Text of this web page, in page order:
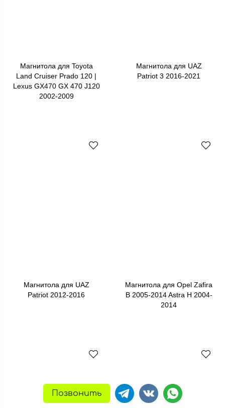
Магнитола для Toyota
Land Cruiser Prado 120 |
Lexus GX470 GX 470 J120
2002-2009
Магнитола для UAZ
Patriot 3 2016-2021
Магнитола для UAZ
Patriot 2012-2016
Магнитола для Opel Zafira
B 2005-2014 Astra H 2004-
2014
Позвонить